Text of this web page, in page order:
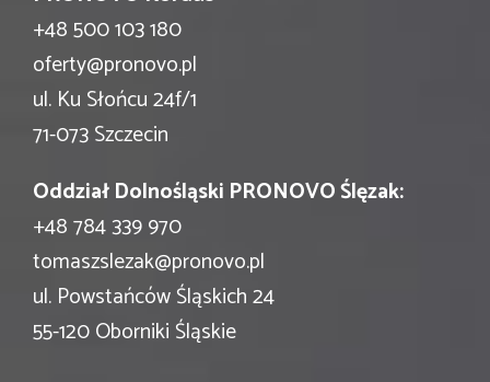
+48 500 103 180
oferty@pronovo.pl
ul. Ku Słońcu 24f/1
71-073 Szczecin
Oddział Dolnośląski PRONOVO Ślęzak:
+48 784 339 970
tomaszslezak@pronovo.pl
ul. Powstańców Śląskich 24
55-120 Oborniki Śląskie